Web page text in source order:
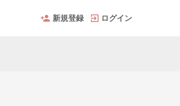
新規登録 ログイン